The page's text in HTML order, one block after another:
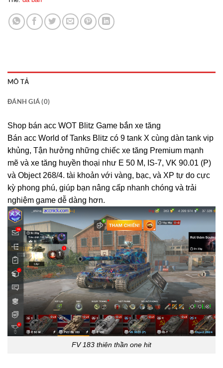
MÔ TẢ
ĐÁNH GIÁ (0)
Shop bán acc WOT Blitz Game bắn xe tăng
Bán acc World of Tanks Blitz có 9 tank X cùng dàn tank vip
khủng, Tận hưởng những chiếc xe tăng Premium mạnh
mẽ và xe tăng huyền thoại như E 50 M, IS-7, VK 90.01 (P)
và Object 268/4. tài khoản với vàng, bạc, và XP tự do cực
kỳ phong phú, giúp bạn nâng cấp nhanh chóng và trải
nghiệm game dễ dàng hơn.
FV 183 thiên thần one hit